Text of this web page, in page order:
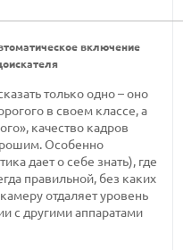
включение
только одно – оно
в своем классе, а
качество кадров
Особенно
дает о себе знать), где
правильной, без каких
отдаляет уровень
с другими аппаратами